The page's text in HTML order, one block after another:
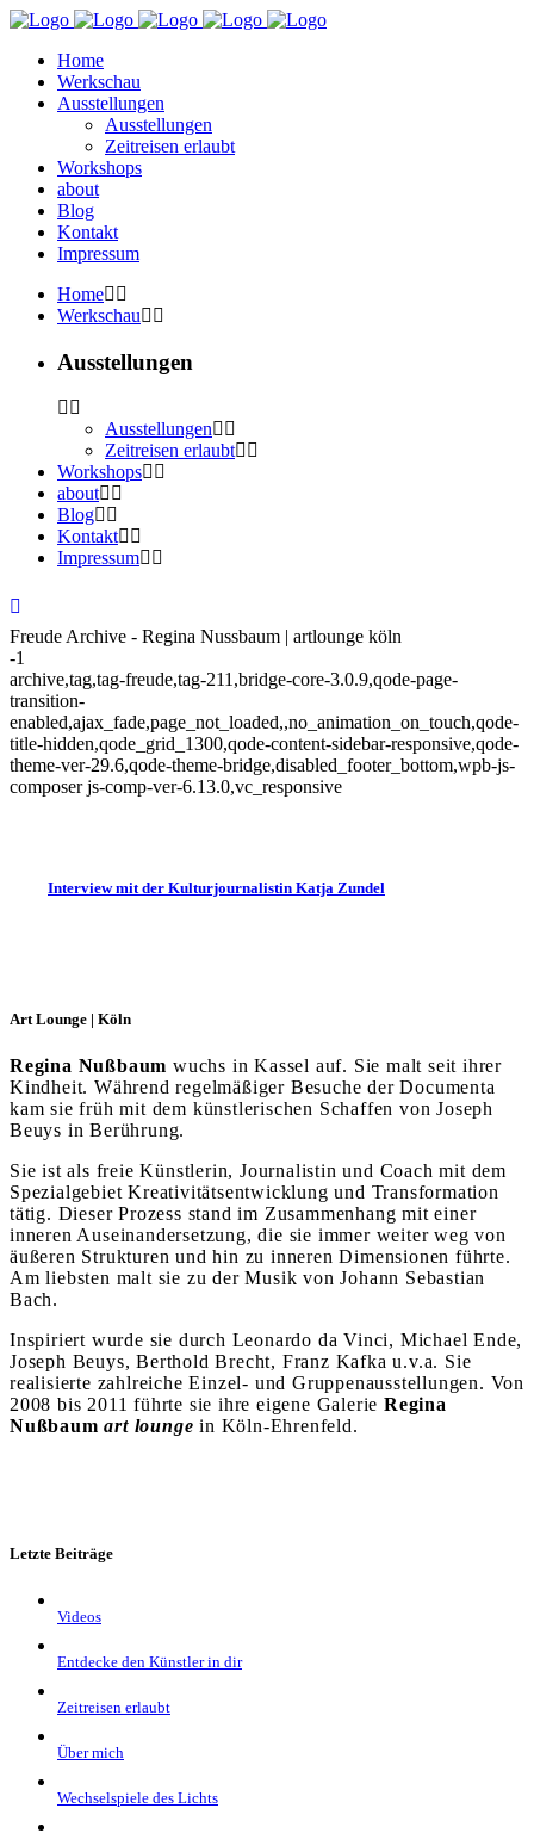
Home
Werkschau
Ausstellungen
Ausstellungen
Zeitreisen erlaubt
Workshops
about
Blog
Kontakt
Impressum
Home
Werkschau
Ausstellungen
Ausstellungen
Zeitreisen erlaubt
Workshops
about
Blog
Kontakt
Impressum
Freude Archive - Regina Nussbaum | artlounge köln
-1
archive,tag,tag-freude,tag-211,bridge-core-3.0.9,qode-page-
transition-
enabled,ajax_fade,page_not_loaded,,no_animation_on_touch,qode-
title-hidden,qode_grid_1300,qode-content-sidebar-responsive,qode-
theme-ver-29.6,qode-theme-bridge,disabled_footer_bottom,wpb-js-
composer js-comp-ver-6.13.0,vc_responsive
Interview mit der Kulturjournalistin Katja Zundel
Art Lounge | Köln
Regina Nußbaum wuchs in Kassel auf. Sie malt seit ihrer
Kindheit. Während regelmäßiger Besuche der Documenta
kam sie früh mit dem künstlerischen Schaffen von Joseph
Beuys in Berührung.
Sie ist als freie Künstlerin, Journalistin und Coach mit dem
Spezialgebiet Kreativitätsentwicklung und Transformation
tätig. Dieser Prozess stand im Zusammenhang mit einer
inneren Auseinandersetzung, die sie immer weiter weg von
äußeren Strukturen und hin zu inneren Dimensionen führte.
Am liebsten malt sie zu der Musik von Johann Sebastian
Bach.
Inspiriert wurde sie durch Leonardo da Vinci, Michael Ende,
Joseph Beuys, Berthold Brecht, Franz Kafka u.v.a. Sie
realisierte zahlreiche Einzel- und Gruppenausstellungen. Von
2008 bis 2011 führte sie ihre eigene Galerie Regina
Nußbaumart lounge in Köln-Ehrenfeld.
Letzte Beiträge
Videos
Entdecke den Künstler in dir
Zeitreisen erlaubt
Über mich
Wechselspiele des Lichts